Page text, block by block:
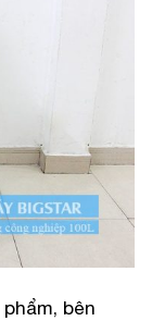
bên